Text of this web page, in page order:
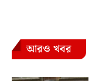
আরও খবর